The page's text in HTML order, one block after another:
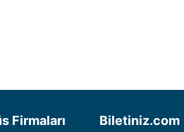
Firmaları
Biletiniz.com